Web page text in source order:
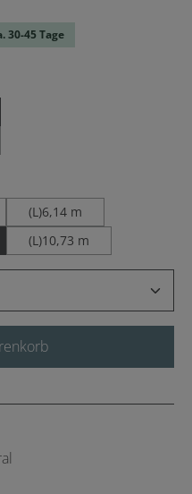
30-45 Tage
(L)6,14 m
(L)10,73 m
gewünschten